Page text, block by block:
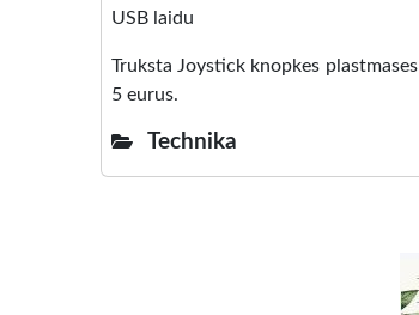
USB laidu
Truksta Joystick knopkes
5 eurus.
Technika